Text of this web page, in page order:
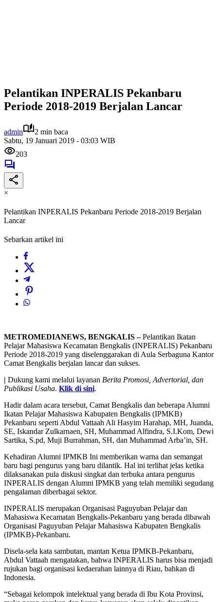
Pelantikan INPERALIS Pekanbaru
Periode 2018-2019 Berjalan Lancar
admin
2 min baca
Sabtu, 19 Januari 2019 - 03:03 WIB
203
×
Pelantikan INPERALIS Pekanbaru Periode 2018-2019 Berjalan
Lancar
Sebarkan artikel ini
METROMEDIANEWS, BENGKALIS –Pelantikan Ikatan
Pelajar Mahasiswa Kecamatan Bengkalis (INPERALIS) Pekanbaru
Periode 2018-2019 yang diselenggarakan di Aula Serbaguna Kantor
Camat Bengkalis berjalan lancar dan sukses.
| Dukung kami melalui layanan Berita Promosi, Advertorial, dan
Publikasi Usaha. Klik di sini.
Hadir dalam acara tersebut, Camat Bengkalis dan beberapa Alumni
Ikatan Pelajar Mahasiswa Kabupaten Bengkalis (IPMKB)
Pekanbaru seperti Abdul Vattaah Ali Hasyim Harahap, MH, Juanda,
SE, Iskandar Zulkarnaen, SH, Muhammad Alfindra, S.I.Kom, Dewi
Sartika, S.pd, Muji Burrahman, SH, dan Muhammad Arba’in, SH.
Kehadiran Alumni IPMKB Ini memberikan warna dan semangat
baru bagi pengurus yang baru dilantik. Hal ini terlihat jelas ketika
dilaksanakan pula diskusi singkat dan terbuka antara pengurus
INPERALIS dengan Alumni IPMKB yang telah memiliki segudang
pengalaman diberbagai sektor.
INPERALIS merupakan Organisasi Paguyuban Pelajar dan
Mahasiswa Kecamatan Bengkalis-Pekanbaru yang berada dibawah
Organisasi Paguyuban Pelajar Mahasiswa Kabupaten Bengkalis
(IPMKB)-Pekanbaru.
Disela-sela kata sambutan, mantan Ketua IPMKB-Pekanbaru,
Abdul Vattaah mengatakan, bahwa INPERALIS harus bisa menjadi
rujukan bagi organisasi kedaerahan lainnya di Riau, bahkan di
Indonesia.
“Sebagai kelompok intelektual yang berada di Ibu Kota Provinsi,